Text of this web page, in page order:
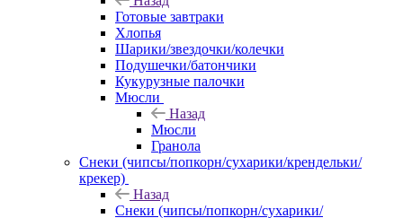
Готовые завтраки
Хлопья
Шарики/звездочки/колечки
Подушечки/батончики
Кукурузные палочки
Мюсли
Назад
Мюсли
Гранола
Снеки (чипсы/попкорн/сухарики/крендельки/
крекер)
Назад
Снеки (чипсы/попкорн/сухарики/